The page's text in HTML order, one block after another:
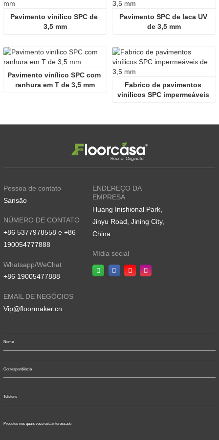
Pavimento vinílico SPC de
3,5 mm
Pavimento SPC de laca UV
de 3,5 mm
Pavimento vinílico SPC com
ranhura em T de 3,5 mm
Fabrico de pavimentos
vinílicos SPC impermeáveis ​​
Pessoa de contato
Sansão
NÚMERO DE CONTATO
+86 5377978558 e +86
190054777888
Whatsapp/WeChat
+86 19005477888
EMAIL DE NEGÓCIOS
Vip@floormaker.cn
ENDEREÇO DA
EMPRESA
Huang Inishional Park,
Jinyu Road, Jining City,
China
Mídia social